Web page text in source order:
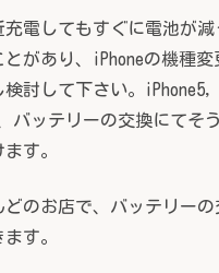
充電してもすぐに電池が
とがあり、iPhoneの機種
検討して下さい。iPhone5,
バッテリーの交換にてそ
す。
どのお店で、バッテリー
す。